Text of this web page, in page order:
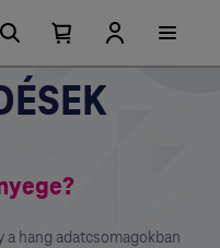
Kosárban
található
elemek
száma
Kosár
hang adatcsomagokban